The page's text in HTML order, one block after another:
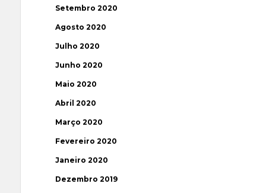
Setembro 2020
Agosto 2020
Julho 2020
Junho 2020
Maio 2020
Abril 2020
Março 2020
Fevereiro 2020
Janeiro 2020
Dezembro 2019